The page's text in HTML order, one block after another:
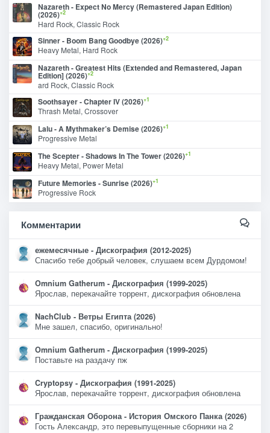
Nazareth - Expect No Mercy (Remastered Japan Edition)
(2026)+2
Hard Rock, Classic Rock
Sinner - Boom Bang Goodbye (2026)+2
Heavy Metal, Hard Rock
Nazareth - Greatest Hits (Extended and Remastered, Japan
Edition] (2026)+2
ard Rock, Classic Rock
Soothsayer - Chapter IV (2026)+1
Thrash Metal, Crossover
Lalu - A Mythmaker’s Demise (2026)+1
Progressive Metal
The Scepter - Shadows In The Tower (2026)+1
Heavy Metal, Power Metal
Future Memories - Sunrise (2026)+1
Progressive Rock
Комментарии
ежемесячные - Дискография (2012-2025)
Спасибо тебе добрый человек, слушаем всем Дурдомом!
Omnium Gatherum - Дискография (1999-2025)
Ярослав, перекачайте торрент, дискография обновлена
NachClub - Ветры Египта (2026)
Мне зашел, спасибо, оригинально!
Omnium Gatherum - Дискография (1999-2025)
Поставьте на раздачу пж
Cryptopsy - Дискография (1991-2025)
Ярослав, перекачайте торрент, дискография обновлена
Гражданская Оборона - История Омского Панка (2026)
Гость Александр, это перевыпущенные сборники на 2